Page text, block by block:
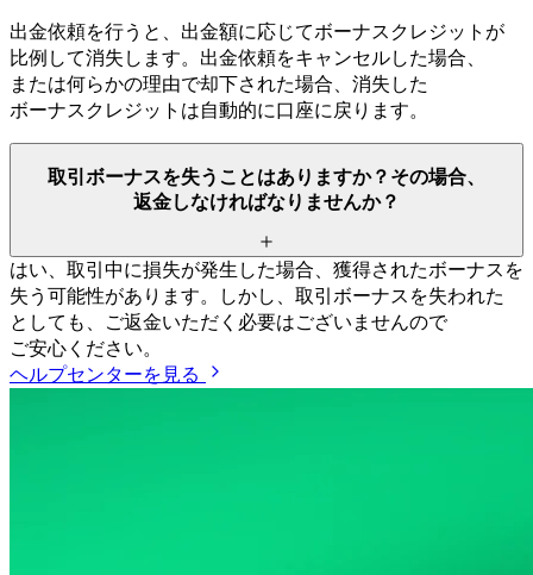
出金依頼を行うと、 出金額に応じてボーナスクレジットが
比例して消失します。 出金依頼をキャンセルした場合、
または何らかの理由で却下された場合、 消失した
ボーナスクレジットは自動的に口座に戻ります。
取引ボーナスを失う ことはありますか？ その場合、
返金しなければなりませんか？
はい、 取引中に損失が発生した場合、 獲得されたボーナスを
失う 可能性があります。 しかし、 取引ボーナスを失われた
としても、 ご返金いただく 必要はございませんので
ご安心ください。
ヘルプセンターを見る